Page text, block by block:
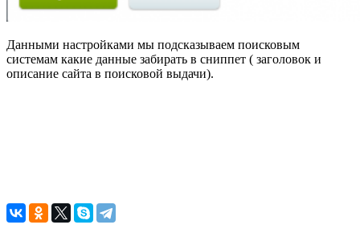
Данными настройками мы подсказываем поисковым
системам какие данные забирать в сниппет ( заголовок и
описание сайта в поисковой выдачи).